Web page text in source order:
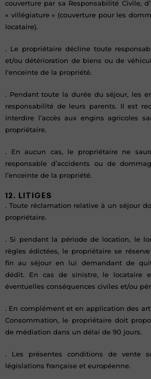
couverture par sa Responsabilité Civile,
« villégiature » (couverture pour les
locataire).
. Le propriétaire décline toute
et/ou détérioration de biens ou de
l’enceinte de la propriété.
. Pendant toute la durée du séjour, les
responsabilité de leurs parents. Il est
interdire l’accès aux engins agricoles
propriétaire.
. En aucun cas, le propriétaire ne
responsable d’accidents ou de
l’enceinte de la propriété.
12. LITIGES
. Toute réclamation relative à un séjour
propriétaire.
. Si pendant la période de location, le
règles édictées, le propriétaire se
fin au séjour en lui demandant de
dédit. En cas de sinistre, le locataire
éventuelles conséquences civiles et/ou
. En complément et en application des
Consommation, le propriétaire doit
de médiation dans un délai de 90 jours.
. Les présentes conditions de vente
législations française et européenne.